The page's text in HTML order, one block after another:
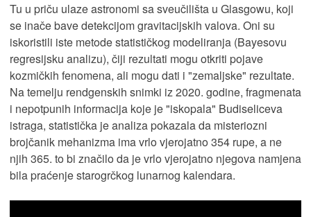
Tu u priču ulaze astronomi sa sveučilišta u Glasgowu, koji
se inače bave detekcijom gravitacijskih valova. Oni su
iskoristili iste metode statističkog modeliranja (Bayesovu
regresijsku analizu), čiji rezultati mogu otkriti pojave
kozmičkih fenomena, ali mogu dati i "zemaljske" rezultate.
Na temelju rendgenskih snimki iz 2020. godine, fragmenata
i nepotpunih informacija koje je "iskopala" Budiseliceva
istraga, statistička je analiza pokazala da misteriozni
brojčanik mehanizma ima vrlo vjerojatno 354 rupe, a ne
njih 365. to bi značilo da je vrlo vjerojatno njegova namjena
bila praćenje starogrčkog lunarnog kalendara.